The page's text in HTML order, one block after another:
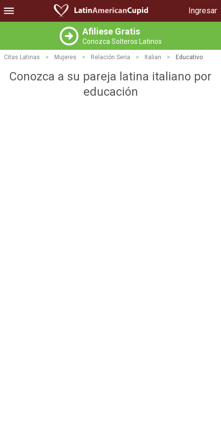
Ingresar
Afiliese Gratis
Conozca Solteros Latinos
Citas Latinas > Mujeres > Relación Seria > Italian > Educativo
Conozca a su pareja latina italiano por
educación